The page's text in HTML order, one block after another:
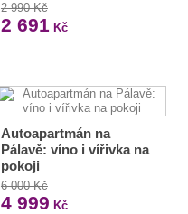
2 990 Kč
2 691 Kč
Autoapartmán na
Pálavě: víno i vířivka na
pokoji
6 000 Kč
4 999 Kč